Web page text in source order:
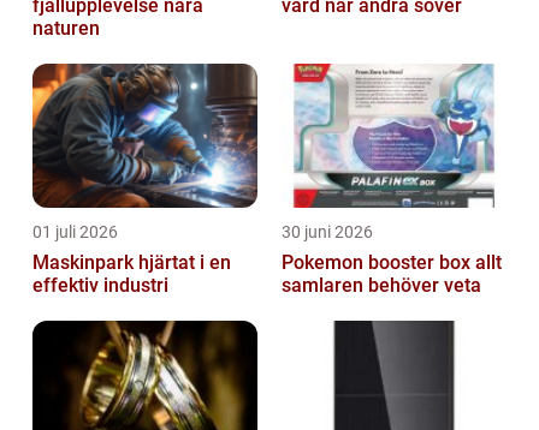
fjällupplevelse nära
naturen
vård när andra sover
01 juli 2026
Maskinpark hjärtat i en
effektiv industri
30 juni 2026
Pokemon booster box allt
samlaren behöver veta